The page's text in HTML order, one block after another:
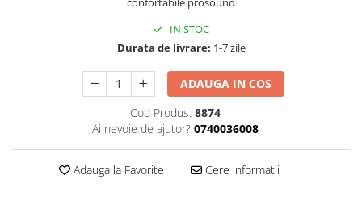
Accesorii de microfoane
Accesorii de rack
Accesorii echipamente de studio
Controllere MIDI - USB DAW
Controllere monitoare de studio
Convertoare AD/DA
IN STOC
Durata de livrare: 1-7 zile
ADAUGA IN COS
Cod Produs: 8874
Ai nevoie de ajutor? 0740036008
Adauga la Favorite Cere informatii